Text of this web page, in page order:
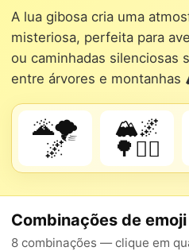
A lua gibosa cria uma
misteriosa, perfeita para
ou caminhadas silenciosas
entre árvores e montanhas
🌋🌪️
🌌
🏔️🌌
🌳🚶‍♂️
Combinações de
8 combinações — clique em